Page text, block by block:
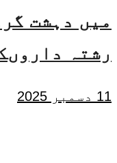
میں دہشت
رشتہ
11 دسمبر 2025